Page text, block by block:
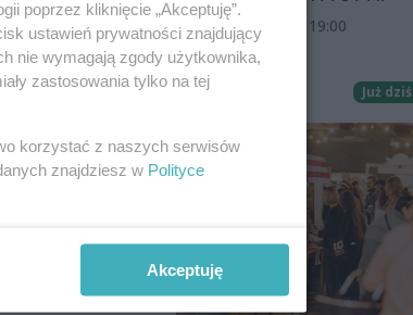
8 sierpnia 2026, 19:00
Kino Pionier
Film Już dziś
poprzez kliknięcie „Akceptuję”.
ustawień prywatności znajdujący
nie wymagają zgody użytkownika,
zastosowania tylko na tej
korzystać z naszych serwisów
znajdziesz w Polityce
Akceptuję